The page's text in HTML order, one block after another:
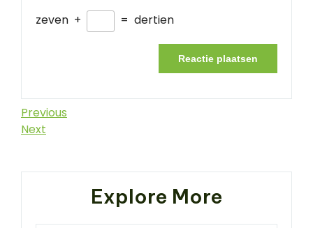
zeven + = dertien
Berichtnavigatie
Previous
Post
Previous
Next
Next
Explore More